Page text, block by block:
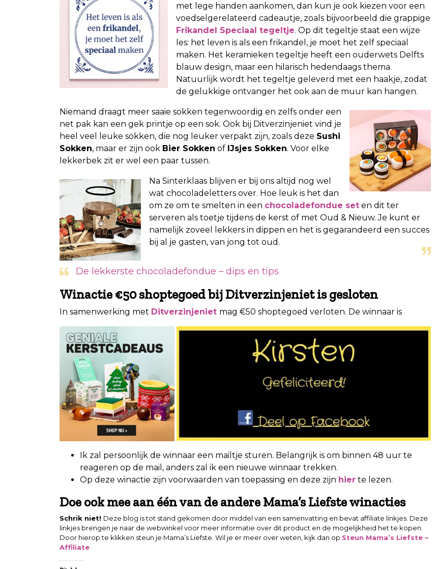
met lege handen aankomen, dan kun je ook kiezen voor een
voedselgerelateerd cadeautje, zoals bijvoorbeeld die grappige
Frikandel Speciaal tegeltje. Op dit tegeltje staat een wijze
les: het leven is als een frikandel, je moet het zelf speciaal
maken. Het keramieken tegeltje heeft een ouderwets Delfts
blauw design, maar een hilarisch hedendaags thema.
Natuurlijk wordt het tegeltje geleverd met een haakje, zodat
de gelukkige ontvanger het ook aan de muur kan hangen.
Niemand draagt meer saaie sokken tegenwoordig en zelfs onder een
net pak kan een gek printje op een sok. Ook bij Ditverzinjeniet vind je
heel veel leuke sokken, die nog leuker verpakt zijn, zoals deze Sushi
Sokken, maar er zijn ook Bier Sokken of IJsjes Sokken. Voor elke
lekkerbek zit er wel een paar tussen.
Na Sinterklaas blijven er bij ons altijd nog wel
wat chocoladeletters over. Hoe leuk is het dan
om ze om te smelten in een chocoladefondue set en dit ter
serveren als toetje tijdens de kerst of met Oud & Nieuw. Je kunt er
namelijk zoveel lekkers in dippen en het is gegarandeerd een succes
bij al je gasten, van jong tot oud.
De lekkerste chocoladefondue – dips en tips
Winactie €50 shoptegoed bij Ditverzinjeniet is gesloten
In samenwerking met Ditverzinjeniet mag €50 shoptegoed verloten. De winnaar is
Ik zal persoonlijk de winnaar een mailtje sturen. Belangrijk is om binnen 48 uur te
reageren op de mail, anders zal ik een nieuwe winnaar trekken.
Op deze winactie zijn voorwaarden van toepassing en deze zijn hier te lezen.
Doe ook mee aan één van de andere Mama’s Liefste winacties
Schrik niet! Deze blog is tot stand gekomen door middel van een samenvatting en bevat affiliate linkjes. Deze
linkjes brengen je naar de webwinkel voor meer informatie over dit product en de mogelijkheid het te kopen.
Door hierop te klikken steun je Mama’s Liefste. Wil je er meer over weten, kijk dan op Steun Mama’s Liefste –
Affiliate